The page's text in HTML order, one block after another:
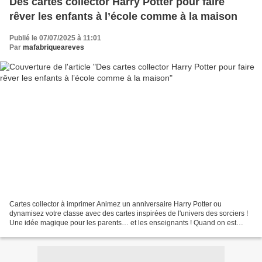
rêver les enfants à l’école comme à la maison
Publié le 07/07/2025 à 11:01
Par mafabriqueareves
Cartes collector à imprimer Animez un anniversaire Harry Potter ou
dynamisez votre classe avec des cartes inspirées de l'univers des sorciers !
Une idée magique pour les parents… et les enseignants ! Quand on est